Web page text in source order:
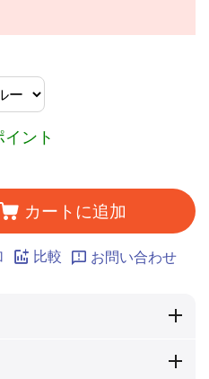
ント
カートに追加
比較 お問い合わせ